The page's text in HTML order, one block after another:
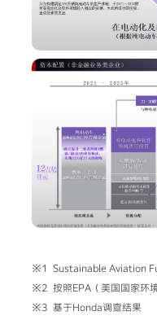
※1 Sustainable Aviation
※2 按照EPA（美国国家环
※3 基于Honda调查结果